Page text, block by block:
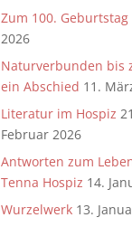
Zum 100. Geburtstag
2026
Naturverbunden bis
ein Abschied 11.
Literatur im Hospiz
Februar 2026
Antworten zum
Tenna Hospiz 14.
Wurzelwerk 13.